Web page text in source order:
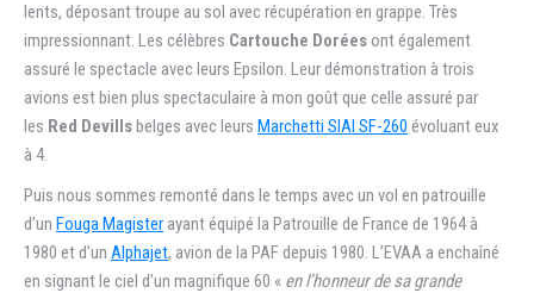
lents, déposant troupe au sol avec récupération en grappe. Très
impressionnant. Les célèbres Cartouche Doréesont également
assuré le spectacle avec leurs Epsilon. Leur démonstration à trois
avions est bien plus spectaculaire à mon goût que celle assuré par
les Red Devillsbelges avec leurs Marchetti SIAI SF-260 évoluant eux
à 4.
Puis nous sommes remonté dans le temps avec un vol en patrouille
d’un Fouga Magister ayant équipé la Patrouille de France de 1964 à
1980 et d’un Alphajet, avion de la PAF depuis 1980. L’EVAA a enchaîné
en signant le ciel d’un magnifique 60 « en l’honneur de sa grande